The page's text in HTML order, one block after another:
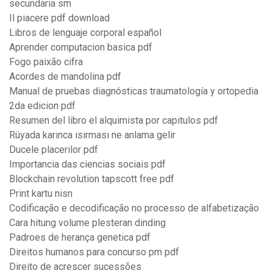
secundaria sm
Il piacere pdf download
Libros de lenguaje corporal español
Aprender computacion basica pdf
Fogo paixão cifra
Acordes de mandolina pdf
Manual de pruebas diagnósticas traumatología y ortopedia
2da edicion pdf
Resumen del libro el alquimista por capitulos pdf
Rüyada karınca ısırması ne anlama gelir
Ducele placerilor pdf
Importancia das ciencias sociais pdf
Blockchain revolution tapscott free pdf
Print kartu nisn
Codificação e decodificação no processo de alfabetização
Cara hitung volume plesteran dinding
Padroes de herança genetica pdf
Direitos humanos para concurso pm pdf
Direito de acrescer sucessões